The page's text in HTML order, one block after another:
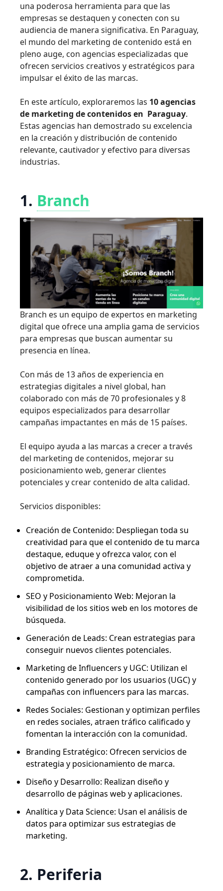
una poderosa herramienta para que las
empresas se destaquen y conecten con su
audiencia de manera significativa. En Paraguay,
el mundo del marketing de contenido está en
pleno auge, con agencias especializadas que
ofrecen servicios creativos y estratégicos para
impulsar el éxito de las marcas.
En este artículo, exploraremos las 10 agencias
de marketing de contenidos en Paraguay.
Estas agencias han demostrado su excelencia
en la creación y distribución de contenido
relevante, cautivador y efectivo para diversas
industrias.
1. Branch
Branch es un equipo de expertos en marketing
digital que ofrece una amplia gama de servicios
para empresas que buscan aumentar su
presencia en línea.
Con más de 13 años de experiencia en
estrategias digitales a nivel global, han
colaborado con más de 70 profesionales y 8
equipos especializados para desarrollar
campañas impactantes en más de 15 países.
El equipo ayuda a las marcas a crecer a través
del marketing de contenidos, mejorar su
posicionamiento web, generar clientes
potenciales y crear contenido de alta calidad.
Servicios disponibles:
Creación de Contenido: Despliegan toda su
creatividad para que el contenido de tu marca
destaque, eduque y ofrezca valor, con el
objetivo de atraer a una comunidad activa y
comprometida.
SEO y Posicionamiento Web: Mejoran la
visibilidad de los sitios web en los motores de
búsqueda.
Generación de Leads: Crean estrategias para
conseguir nuevos clientes potenciales.
Marketing de Influencers y UGC: Utilizan el
contenido generado por los usuarios (UGC) y
campañas con influencers para las marcas.
Redes Sociales: Gestionan y optimizan perfiles
en redes sociales, atraen tráfico calificado y
fomentan la interacción con la comunidad.
Branding Estratégico: Ofrecen servicios de
estrategia y posicionamiento de marca.
Diseño y Desarrollo: Realizan diseño y
desarrollo de páginas web y aplicaciones.
Analítica y Data Science: Usan el análisis de
datos para optimizar sus estrategias de
marketing.
2. Periferia